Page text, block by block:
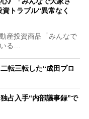
トラブル“異常なく
産投資商品「みんなで
る…
転三転した“成田プロ
占入手“内部議事録”で